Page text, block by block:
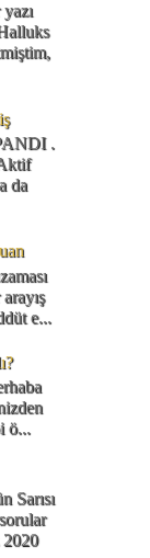
.
da
e...
ö...
Sarısı
2020